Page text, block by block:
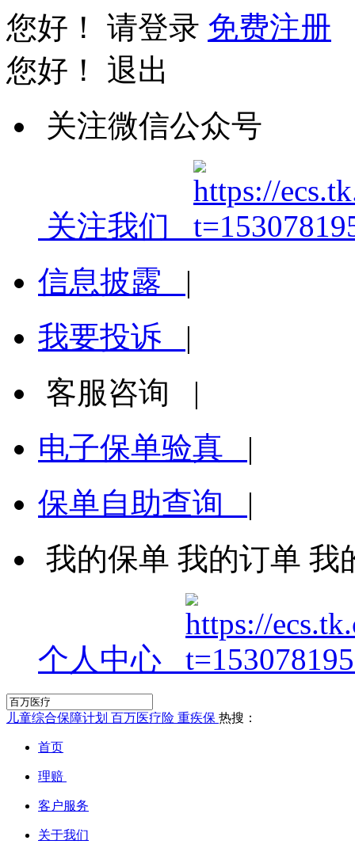
您好！ 请登录 免费注册
您好！ 退出
关注微信公众号
关注我们
信息披露 |
我要投诉 |
客服咨询 |
电子保单验真 |
保单自助查询 |
我的保单 我的订单 我
个人中心
儿童综合保障计划 百万医疗险 重疾保 热搜：
首页
理赔
客户服务
关于我们